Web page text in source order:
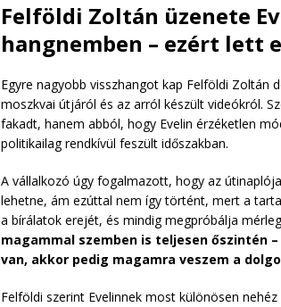
Felföldi Zoltán üzenete
hangnemben – ezért lett
Egyre nagyobb visszhangot kap Felföldi Zoltán
moszkvai útjáról és az arról készült videókról.
fakadt, hanem abból, hogy Evelin érzéketlen
politikailag rendkívül feszült időszakban.
A vállalkozó úgy fogalmazott, hogy az útinaplója
lehetne, ám ezúttal nem így történt, mert a
a bírálatok erejét, és mindig megpróbálja
magammal szemben is teljesen őszintén
van, akkor pedig magamra veszem a
Felföldi szerint Evelinnek most különösen